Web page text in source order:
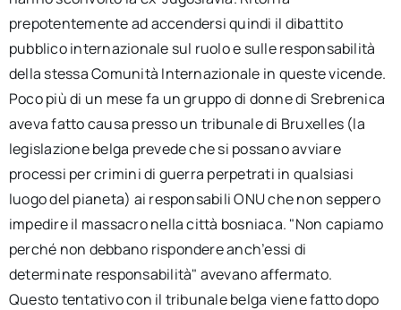
prepotentemente ad accendersi quindi il dibattito
pubblico internazionale sul ruolo e sulle responsabilità
della stessa Comunità Internazionale in queste vicende.
Poco più di un mese fa un gruppo di donne di Srebrenica
aveva fatto causa presso un tribunale di Bruxelles (la
legislazione belga prevede che si possano avviare
processi per crimini di guerra perpetrati in qualsiasi
luogo del pianeta) ai responsabili ONU che non seppero
impedire il massacro nella città bosniaca. "Non capiamo
perché non debbano rispondere anch’essi di
determinate responsabilità" avevano affermato.
Questo tentativo con il tribunale belga viene fatto dopo